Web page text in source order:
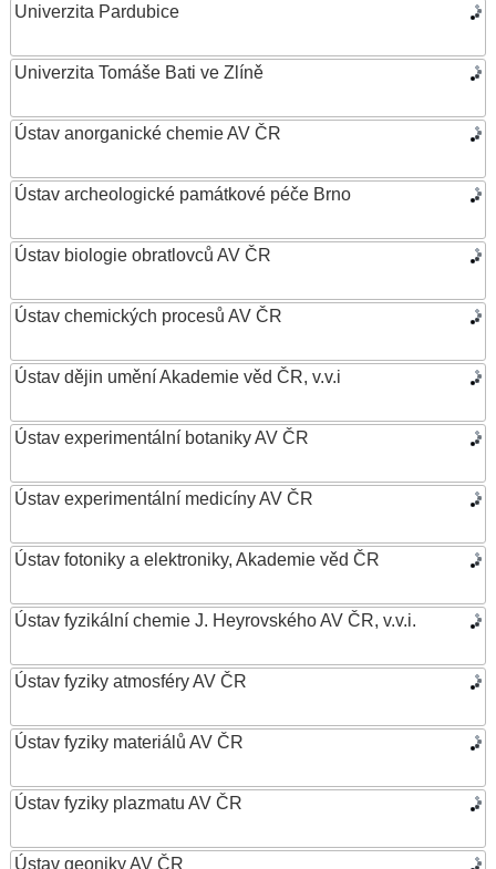
Univerzita Pardubice
Univerzita Tomáše Bati ve Zlíně
Ústav anorganické chemie AV ČR
Ústav archeologické památkové péče Brno
Ústav biologie obratlovců AV ČR
Ústav chemických procesů AV ČR
Ústav dějin umění Akademie věd ČR, v.v.i
Ústav experimentální botaniky AV ČR
Ústav experimentální medicíny AV ČR
Ústav fotoniky a elektroniky, Akademie věd ČR
Ústav fyzikální chemie J. Heyrovského AV ČR, v.v.i.
Ústav fyziky atmosféry AV ČR
Ústav fyziky materiálů AV ČR
Ústav fyziky plazmatu AV ČR
Ústav geoniky AV ČR